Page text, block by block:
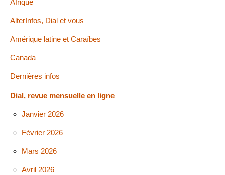
AlterInfos, Dial et vous
Amérique latine et Caraïbes
Canada
Dernières infos
Dial, revue mensuelle en ligne
Janvier 2026
Février 2026
Mars 2026
Avril 2026